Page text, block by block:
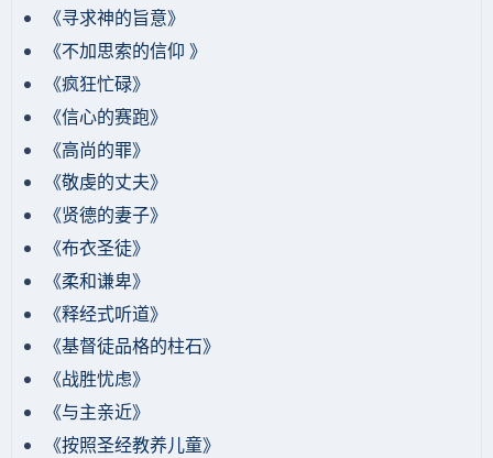
《寻求神的旨意》
《不加思索的信仰 》
《疯狂忙碌》
《信心的赛跑》
《高尚的罪》
《敬虔的丈夫》
《贤德的妻子》
《布衣圣徒》
《柔和谦卑》
《释经式听道》
《基督徒品格的柱石》
《战胜忧虑》
《与主亲近》
《按照圣经教养儿童》